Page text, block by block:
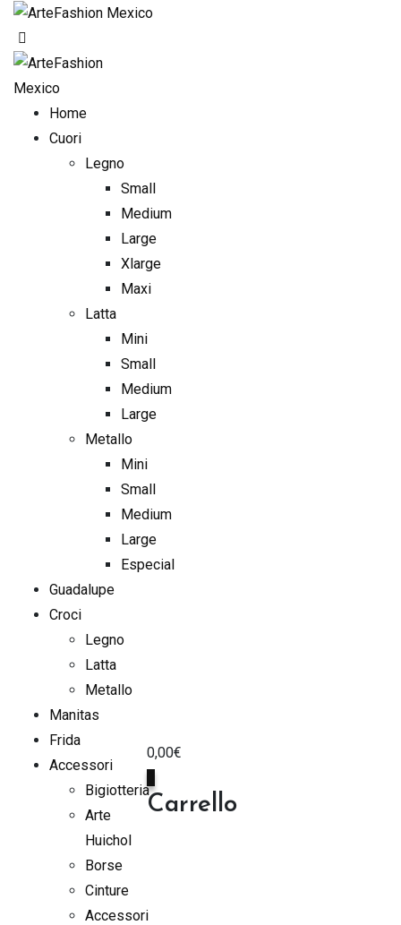
Skip
content
Home
Cuori
Legno
Small
Medium
Large
Xlarge
Maxi
Latta
Mini
Small
Medium
Large
Metallo
Mini
Small
Medium
Large
Especial
Guadalupe
Croci
Legno
Latta
Metallo
Manitas
Frida
Accessori
Bigiotteria
Arte
Huichol
Borse
Cinture
Accessori
0,00€
0
Carrello